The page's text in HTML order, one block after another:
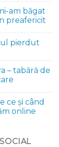
am băgat
preafericit
pierdut
– tabără de
ce și când
online